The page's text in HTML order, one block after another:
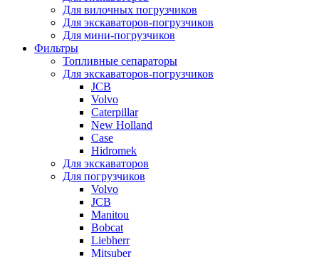
Для вилочных погрузчиков
Для экскаваторов-погрузчиков
Для мини-погрузчиков
Фильтры
Топливные сепараторы
Для экскаваторов-погрузчиков
JCB
Volvo
Caterpillar
New Holland
Case
Hidromek
Для экскаваторов
Для погрузчиков
Volvo
JCB
Manitou
Bobcat
Liebherr
Mitsuber